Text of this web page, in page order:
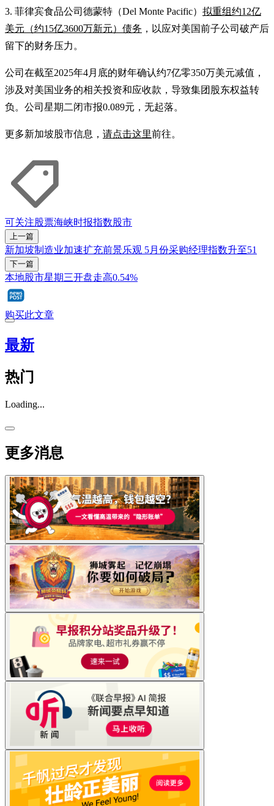
3. 菲律宾食品公司德蒙特（Del Monte Pacific） 拟重组约12亿
美元（约15亿3600万新元）债务 ，以应对美国前子公司破产后
留下的财务压力。
公司在截至2025年4月底的财年确认约7亿零350万美元减值，
涉及对美国业务的相关投资和应收款，导致集团股东权益转
负。公司星期二闭市报0.089元，无起落。
更多新加坡股市信息， 请点击这里前往。
可关注股票海峡时报指数股市
上一篇
新加坡制造业加速扩充前景乐观 5月份采购经理指数升至51
下一篇
本地股市星期三开盘走高0.54%
购买此文章
最新
热门
Loading...
更多消息